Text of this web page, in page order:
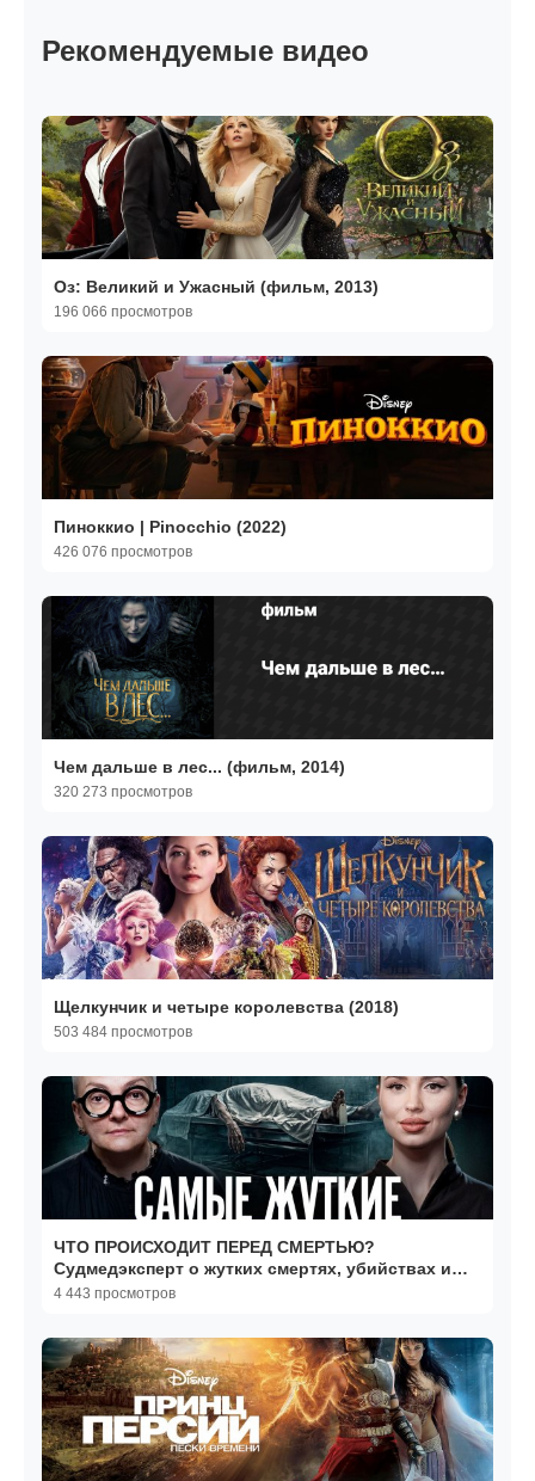
Рекомендуемые видео
Оз: Великий и Ужасный (фильм, 2013)
196 066 просмотров
Пиноккио | Pinocchio (2022)
426 076 просмотров
Чем дальше в лес... (фильм, 2014)
320 273 просмотров
Щелкунчик и четыре королевства (2018)
503 484 просмотров
ЧТО ПРОИСХОДИТ ПЕРЕД СМЕРТЬЮ?
Судмедэксперт о жутких смертях, убийствах и
расследованиях! Фатеева
4 443 просмотров